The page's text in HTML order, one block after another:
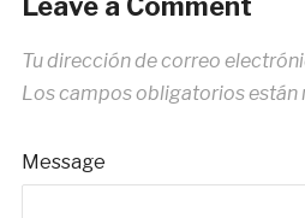
Leave a Comment
Tu dirección de correo
Los campos obligatorios están
Message